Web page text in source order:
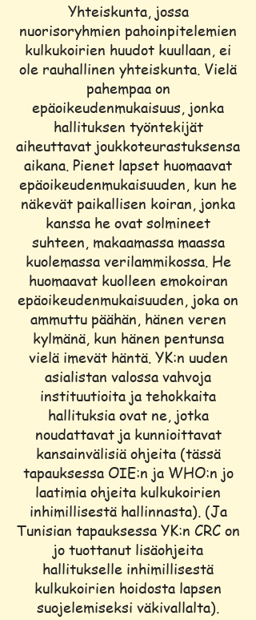
Yhteiskunta, jossa
nuorisoryhmien pahoinpitelemien
kulkukoirien huudot kuullaan, ei
ole rauhallinen yhteiskunta. Vielä
pahempaa on
epäoikeudenmukaisuus, jonka
hallituksen työntekijät
aiheuttavat joukkoteurastuksensa
aikana. Pienet lapset huomaavat
epäoikeudenmukaisuuden, kun he
näkevät paikallisen koiran, jonka
kanssa he ovat solmineet
suhteen, makaamassa maassa
kuolemassa verilammikossa. He
huomaavat kuolleen emokoiran
epäoikeudenmukaisuuden, joka on
ammuttu päähän, hänen veren
kylmänä, kun hänen pentunsa
vielä imevät häntä. YK:n uuden
asialistan valossa vahvoja
instituutioita ja tehokkaita
hallituksia ovat ne, jotka
noudattavat ja kunnioittavat
kansainvälisiä ohjeita (tässä
tapauksessa OIE:n ja WHO:n jo
laatimia ohjeita kulkukoirien
inhimillisestä hallinnasta). (Ja
Tunisian tapauksessa YK:n CRC on
jo tuottanut lisäohjeita
hallitukselle inhimillisestä
kulkukoirien hoidosta lapsen
suojelemiseksi väkivallalta).